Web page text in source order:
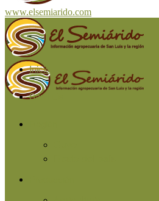
www.elsemiarido.com
Inicio
San Luis